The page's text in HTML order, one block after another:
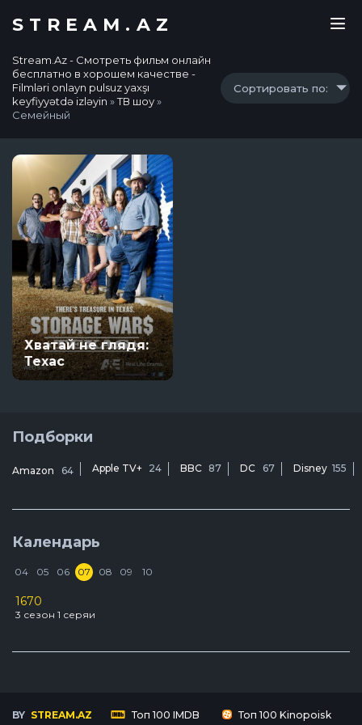
STREAM.AZ
Stream.Az - Смотреть фильм онлайн
бесплатно в хорошем качестве -
Filmləri onlayn pulsuz yaxşı
keyfiyyətdə izləyin »ТВ шоу»
Семейный
Сортировать по:
Хватай не глядя:
Техас
Подборки
Amazon 64 Apple TV+ 24 BBC 87 DC 67 Disney 155
Календарь
04 05 06 07 08 09 10
1670
3 сезон 1 серяи
BY STREAM.AZ Топ 100 IMDB Топ 100 Kinopoisk